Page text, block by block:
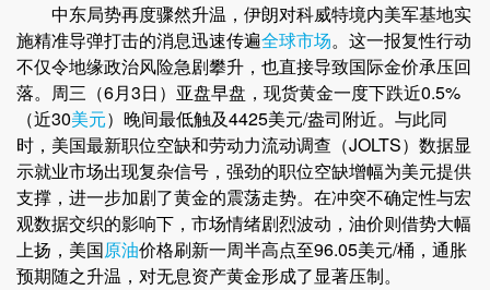
中东局势再度骤然升温，伊朗对科威特境内美军基地实
施精准导弹打击的消息迅速传遍全球市场。这一报复性行动
不仅令地缘政治风险急剧攀升，也直接导致国际金价承压回
落。周三（6月3日）亚盘早盘，现货黄金一度下跌近0.5%
（近30美元）晚间最低触及4425美元/盎司附近。与此同
时，美国最新职位空缺和劳动力流动调查（JOLTS）数据显
示就业市场出现复杂信号，强劲的职位空缺增幅为美元提供
支撑，进一步加剧了黄金的震荡走势。在冲突不确定性与宏
观数据交织的影响下，市场情绪剧烈波动，油价则借势大幅
上扬，美国原油价格刷新一周半高点至96.05美元/桶，通胀
预期随之升温，对无息资产黄金形成了显著压制。